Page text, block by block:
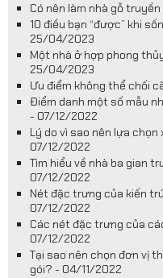
Có nên làm nhà gỗ
​10 điều bạn “được” khi
25/04/2023
Một nhà ở hợp phong
25/04/2023
Ưu điểm không thể chối
Điểm danh một số mẫu
- 07/12/2022
Lý do vì sao nên lựa
07/12/2022
Tìm hiểu về nhà ba gian
07/12/2022
Nét đặc trưng của kiến
07/12/2022
Các nét đặc trưng của
07/12/2022
Tại sao nên chọn đơn vị
gói? - 04/11/2022